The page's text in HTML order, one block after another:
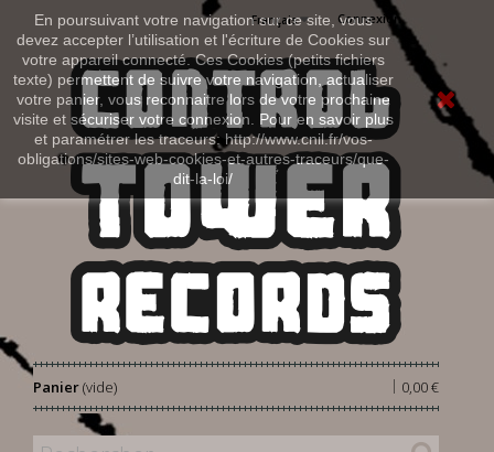
En poursuivant votre navigation sur ce site, vous
devez accepter l’utilisation et l'écriture de Cookies sur
votre appareil connecté. Ces Cookies (petits fichiers
texte) permettent de suivre votre navigation, actualiser
votre panier, vous reconnaitre lors de votre prochaine
visite et sécuriser votre connexion. Pour en savoir plus
et paramétrer les traceurs: http://www.cnil.fr/vos-
obligations/sites-web-cookies-et-autres-traceurs/que-
dit-la-loi/
Connexion
Français
Panier 0,00 €
|
(vide)